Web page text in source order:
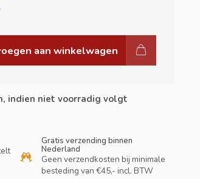
aan winkelwagen
indien niet voorradig volgt
Gratis verzending binnen
Nederland
Geen verzendkosten bij minimale
besteding van €45,- incl. BTW